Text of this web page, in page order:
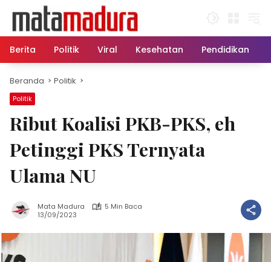
konten
Berita
Politik Viral Kesehatan Pendidikan
Beranda Politik
Politik
Ribut Koalisi PKB-PKS, eh
Petinggi PKS Ternyata
Ulama NU
Mata Madura
5 Min Baca
13/09/2023